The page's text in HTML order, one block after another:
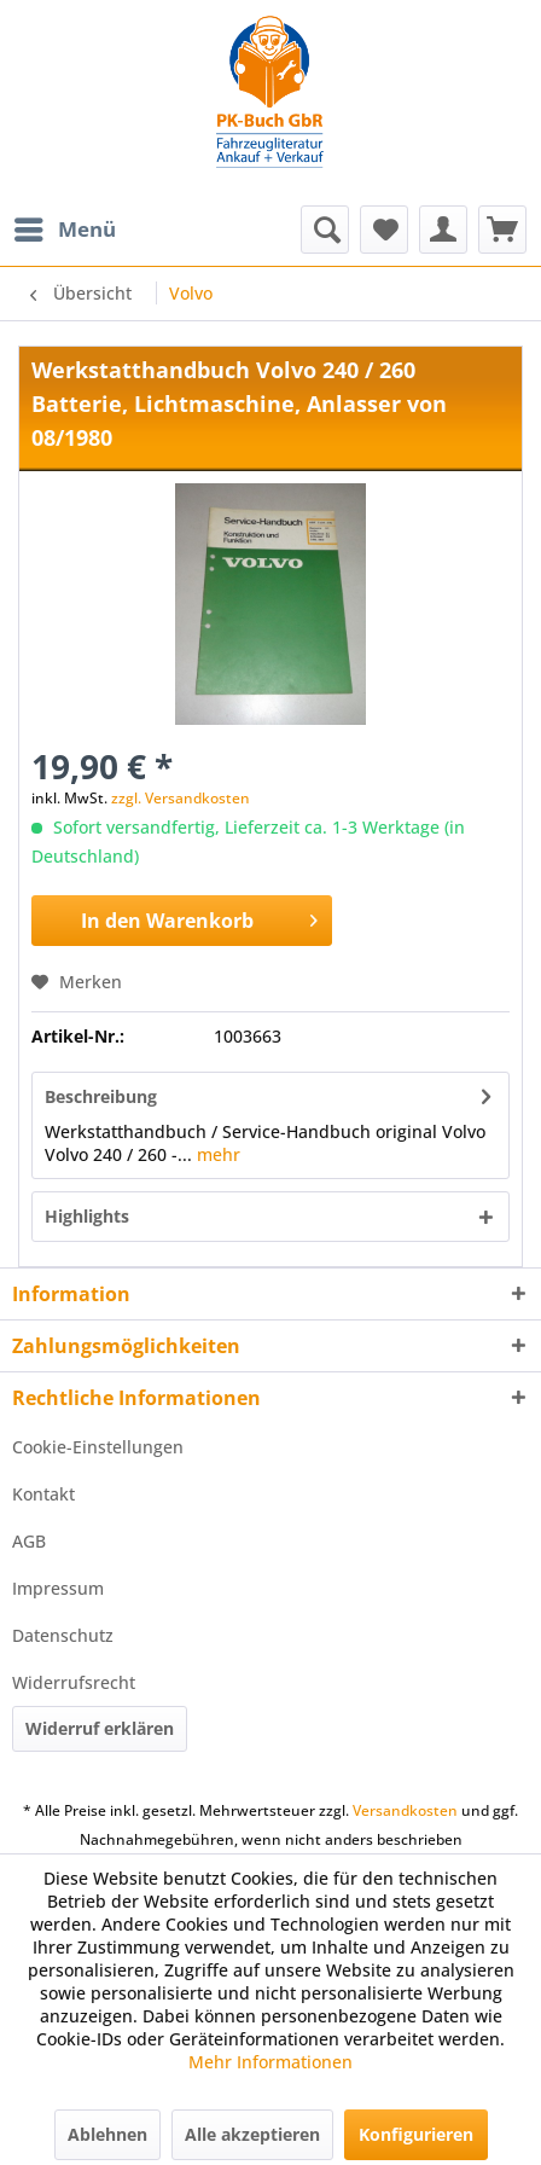
Menü
Übersicht Volvo
Werkstatthandbuch Volvo 240 / 260
Batterie, Lichtmaschine, Anlasser von
08/1980
19,90 € *
inkl. MwSt.zzgl. Versandkosten
Sofort versandfertig, Lieferzeit ca. 1-3 Werktage (in
Deutschland)
In den Warenkorb
Merken
Artikel-Nr.: 1003663
Beschreibung
Werkstatthandbuch / Service-Handbuch original Volvo
Volvo 240 / 260 -... mehr
Highlights
Information
Zahlungsmöglichkeiten
Rechtliche Informationen
Cookie-Einstellungen
Kontakt
AGB
Impressum
Datenschutz
Widerrufsrecht
Widerruf erklären
* Alle Preise inkl. gesetzl. Mehrwertsteuer zzgl.Versandkosten und ggf.
Nachnahmegebühren, wenn nicht anders beschrieben
Diese Website benutzt Cookies, die für den technischen
Betrieb der Website erforderlich sind und stets gesetzt
werden. Andere Cookies und Technologien werden nur mit
Ihrer Zustimmung verwendet, um Inhalte und Anzeigen zu
personalisieren, Zugriffe auf unsere Website zu analysieren
sowie personalisierte und nicht personalisierte Werbung
anzuzeigen. Dabei können personenbezogene Daten wie
Cookie-IDs oder Geräteinformationen verarbeitet werden.
Mehr Informationen
Ablehnen Alle akzeptieren Konfigurieren